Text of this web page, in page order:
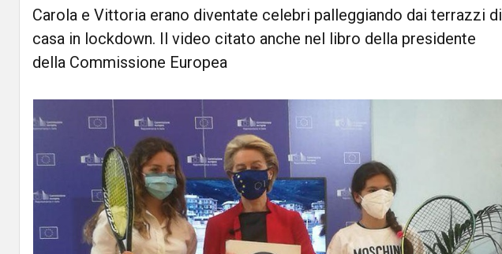
Carola e Vittoria erano diventate celebri palleggiando dai terrazzi di
casa in lockdown. Il video citato anche nel libro della presidente
della Commissione Europea